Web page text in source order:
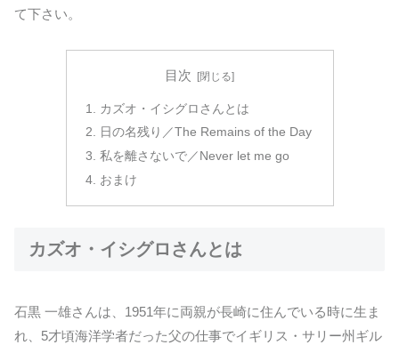
て下さい。
目次
カズオ・イシグロさんとは
日の名残り／The Remains of the Day
私を離さないで／Never let me go
おまけ
カズオ・イシグロさんとは
石黒 一雄さんは、1951年に両親が長崎に住んでいる時に生ま
れ、5才頃海洋学者だった父の仕事でイギリス・サリー州ギル